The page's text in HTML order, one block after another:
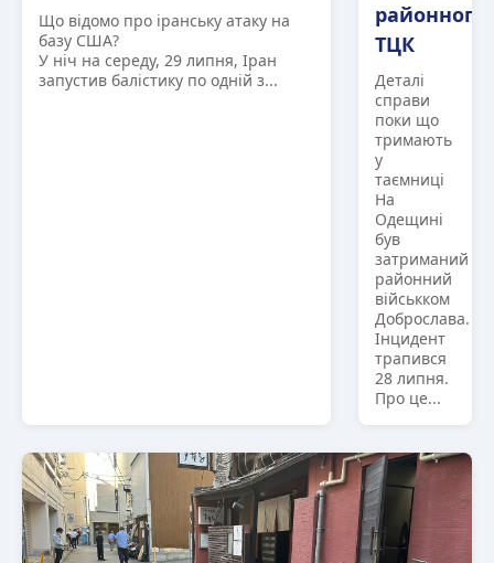
Що відомо про іранську атаку на
базу США?
У ніч на середу, 29 липня, Іран
запустив балістику по одній з...
районного
ТЦК
Деталі
справи
поки що
тримають
у
таємниці
На
Одещині
був
затриманий
районний
військком
Доброслава.
Інцидент
трапився
28 липня.
Про це...